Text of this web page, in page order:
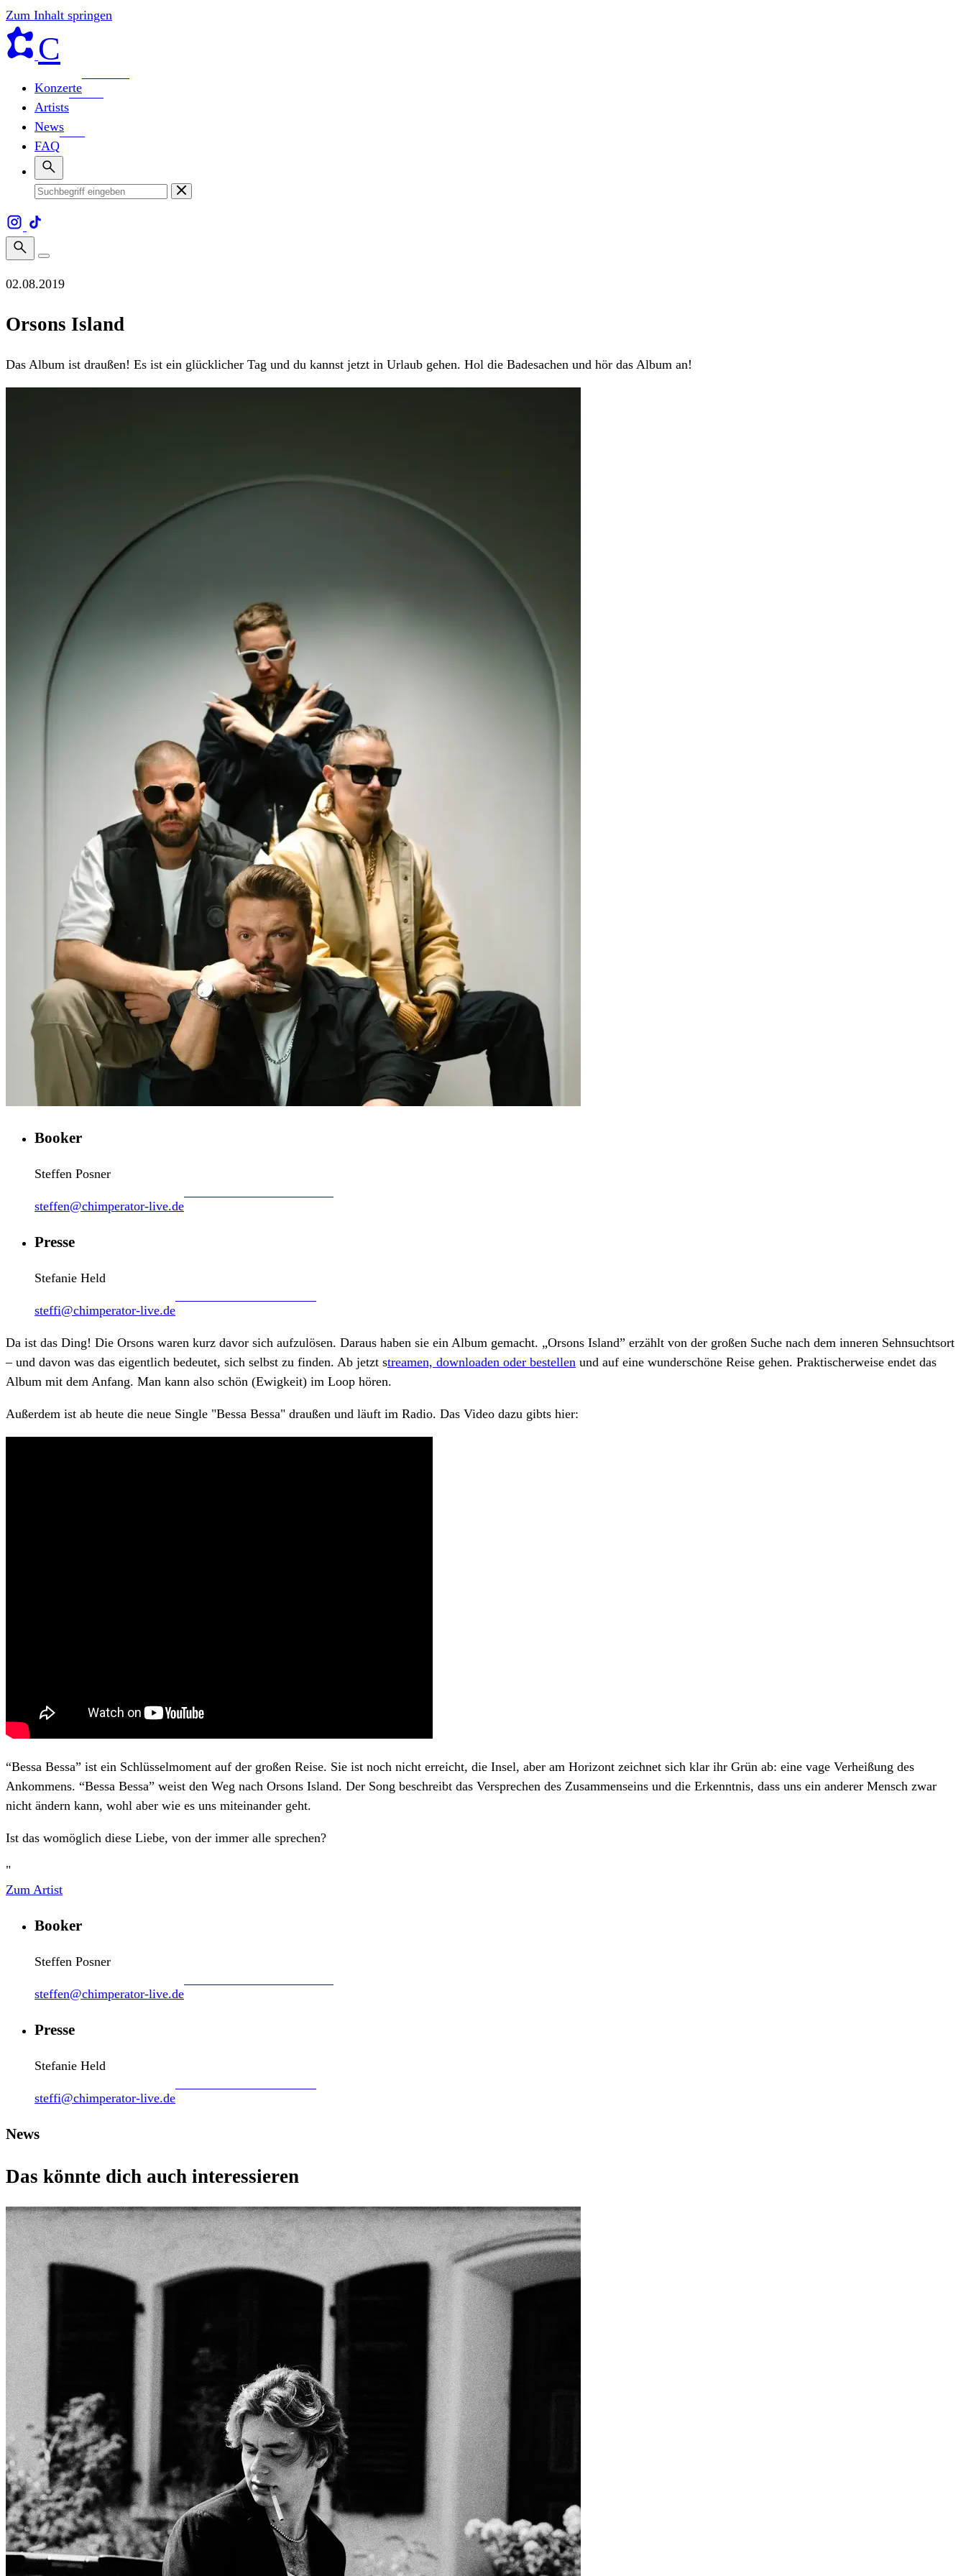
Zum Inhalt springen
C
Konzerte
Artists
News
FAQ
02.08.2019
Orsons Island
Das Album ist draußen! Es ist ein glücklicher Tag und du kannst jetzt in Urlaub gehen. Hol die Badesachen und hör das Album an!
Booker
Steffen Posner
steffen@chimperator-live.de
Presse
Stefanie Held
steffi@chimperator-live.de
Da ist das Ding! Die Orsons waren kurz davor sich aufzulösen. Daraus haben sie ein Album gemacht. „Orsons Island” erzählt von der großen Suche nach dem inneren Sehnsuchtsort
– und davon was das eigentlich bedeutet, sich selbst zu finden. Ab jetzt streamen, downloaden oder bestellen und auf eine wunderschöne Reise gehen. Praktischerweise endet das
Album mit dem Anfang. Man kann also schön (Ewigkeit) im Loop hören.
Außerdem ist ab heute die neue Single "Bessa Bessa" draußen und läuft im Radio. Das Video dazu gibts hier:
“Bessa Bessa” ist ein Schlüsselmoment auf der großen Reise. Sie ist noch nicht erreicht, die Insel, aber am Horizont zeichnet sich klar ihr Grün ab: eine vage Verheißung des
Ankommens. “Bessa Bessa” weist den Weg nach Orsons Island. Der Song beschreibt das Versprechen des Zusammenseins und die Erkenntnis, dass uns ein anderer Mensch zwar
nicht ändern kann, wohl aber wie es uns miteinander geht.
Ist das womöglich diese Liebe, von der immer alle sprechen?
"
Zum Artist
Booker
Steffen Posner
steffen@chimperator-live.de
Presse
Stefanie Held
steffi@chimperator-live.de
News
Das könnte dich auch interessieren